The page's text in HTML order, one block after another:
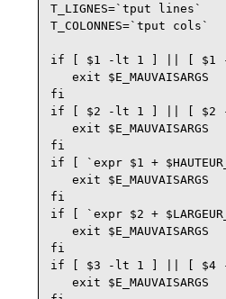
T_LIGNES=`tput lines`
T_COLONNES=`tput
if [ $1 -lt 1 ] || [ $1 -gt
exit $E_MAUVAISARGS
fi
if [ $2 -lt 1 ] || [ $2 -gt
   exit $E_MAUVAISARGS
fi
if [ `expr $1 +
   exit $E_MAUVAISARGS
fi
if [ `expr $2 +
   exit $E_MAUVAISARGS
fi
if [ $3 -lt 1 ] || [ $4
   exit $E_MAUVAISARGS